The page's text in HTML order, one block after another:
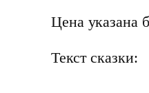
Цена указана
Текст сказки: